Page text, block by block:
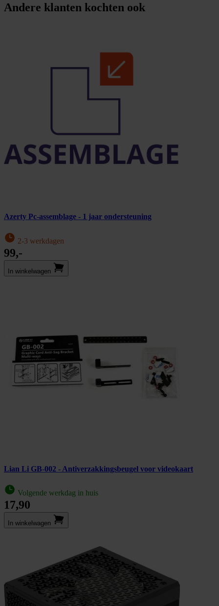
Andere klanten kochten ook
Azerty Pc-assemblage - 1 jaar ondersteuning
2-3 werkdagen
99,-
In winkel­wagen
Lian Li GB-002 - Antiverzakkingsbeugel voor videokaart
Volgende werkdag in huis
17,90
In winkel­wagen